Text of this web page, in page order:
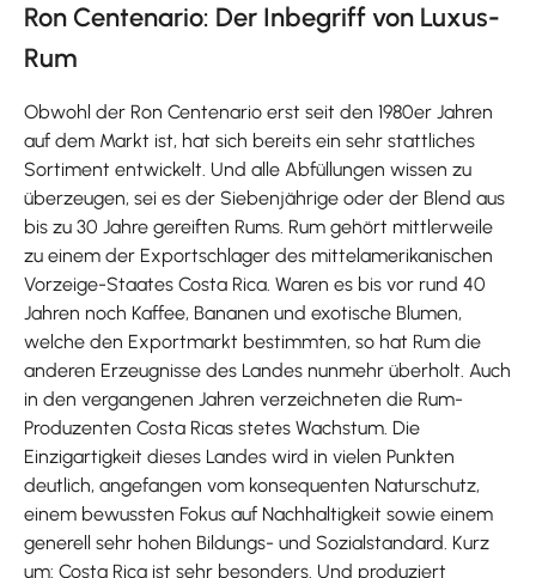
Ron Centenario: Der Inbegriff von Luxus-
Rum
Obwohl der Ron Centenario erst seit den 1980er Jahren
auf dem Markt ist, hat sich bereits ein sehr stattliches
Sortiment entwickelt. Und alle Abfüllungen wissen zu
überzeugen, sei es der Siebenjährige oder der Blend aus
bis zu 30 Jahre gereiften Rums. Rum gehört mittlerweile
zu einem der Exportschlager des mittelamerikanischen
Vorzeige-Staates Costa Rica. Waren es bis vor rund 40
Jahren noch Kaffee, Bananen und exotische Blumen,
welche den Exportmarkt bestimmten, so hat Rum die
anderen Erzeugnisse des Landes nunmehr überholt. Auch
in den vergangenen Jahren verzeichneten die Rum-
Produzenten Costa Ricas stetes Wachstum. Die
Einzigartigkeit dieses Landes wird in vielen Punkten
deutlich, angefangen vom konsequenten Naturschutz,
einem bewussten Fokus auf Nachhaltigkeit sowie einem
generell sehr hohen Bildungs- und Sozialstandard. Kurz
um: Costa Rica ist sehr besonders. Und produziert